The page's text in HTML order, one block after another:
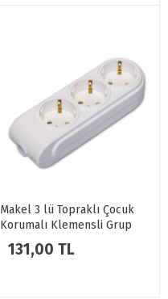
Makel 3 lü Topraklı Çocuk
Korumalı Klemensli Grup
Priz
131,00 TL